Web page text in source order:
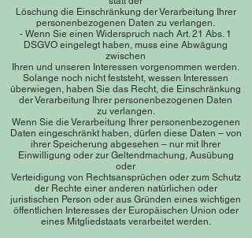
Löschung die Einschränkung der Verarbeitung Ihrer
personenbezogenen Daten zu verlangen.
- Wenn Sie einen Widerspruch nach Art. 21 Abs. 1
DSGVO eingelegt haben, muss eine Abwägung
zwischen
Ihren und unseren Interessen vorgenommen werden.
Solange noch nicht feststeht, wessen Interessen
überwiegen, haben Sie das Recht, die Einschränkung
der Verarbeitung Ihrer personenbezogenen Daten
zu verlangen.
Wenn Sie die Verarbeitung Ihrer personenbezogenen
Daten eingeschränkt haben, dürfen diese Daten – von
ihrer Speicherung abgesehen – nur mit Ihrer
Einwilligung oder zur Geltendmachung, Ausübung
oder
Verteidigung von Rechtsansprüchen oder zum Schutz
der Rechte einer anderen natürlichen oder
juristischen Person oder aus Gründen eines wichtigen
öffentlichen Interesses der Europäischen Union oder
eines Mitgliedstaats verarbeitet werden.